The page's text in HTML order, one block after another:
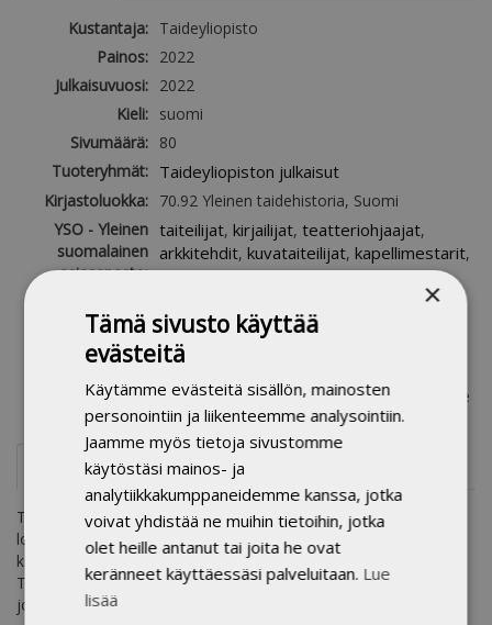
Kustantaja: Taideyliopisto
Painos: 2022
Julkaisuvuosi: 2022
Kieli: suomi
Sivumäärä: 80
Tuoteryhmät: Taideyliopiston julkaisut
Kirjastoluokka: 70.92 Yleinen taidehistoria, Suomi
YSO - Yleinen
suomalainen
asiasanasto:
taiteilijat, kirjailijat, teatteriohjaajat,
arkkitehdit, kuvataiteilijat, kapellimestarit,
tanssijat,kirjallisuus,kuvataide,
,
tanssi,taiteilijuus,taiteellinen työ
merkitys (tärkeys)
musiikki, kirjallisuus, maalaus, esittävä taide
Esittelyteksti
Taiteesta ja taiteilijoista, tekemisen prosesseista ja
lopputulosten vaikuttavuudesta puhuvat yleensä tutkijat,
kriitikot, poliitikot, tämän ja tuonpuoleisen erikoisasiantuntijat.
Taiteilijan omille sanoille etsitään tulkitsijaa, kielenkääntäjää,
joka kertoo, mitä taiteilija itse asiassa tarkoittaa.
×
Tämä sivusto käyttää
evästeitä
Käytämme evästeitä sisällön, mainosten
personointiin ja liikenteemme analysointiin.
Jaamme myös tietoja sivustomme
käytöstäsi mainos- ja
analytiikkakumppaneidemme kanssa, jotka
voivat yhdistää ne muihin tietoihin, jotka
olet heille antanut tai joita he ovat
keränneet käyttäessäsi palveluitaan. Lue
lisää